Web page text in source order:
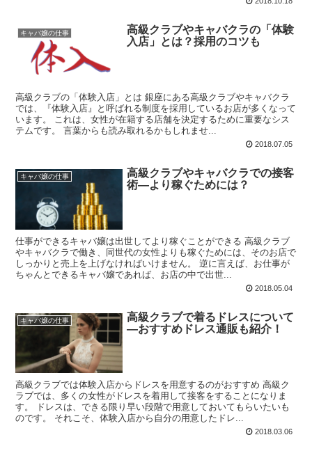
キャバ嬢の仕事
高級クラブやキャバクラの「体験
入店」とは？採用のコツも
高級クラブの「体験入店」とは 銀座にある高級クラブやキャバクラ
では、『体験入店』と呼ばれる制度を採用しているお店が多くなって
います。 これは、女性が在籍する店舗を決定するために重要なシス
テムです。 言葉からも読み取れるかもしれませ...
2018.07.05
キャバ嬢の仕事
高級クラブやキャバクラでの接客
術―より稼ぐためには？
仕事ができるキャバ嬢は出世してより稼ぐことができる 高級クラブ
やキャバクラで働き、同世代の女性よりも稼ぐためには、そのお店で
しっかりと売上を上げなければいけません。 逆に言えば、お仕事が
ちゃんとできるキャバ嬢であれば、お店の中で出世...
2018.05.04
キャバ嬢の仕事
高級クラブで着るドレスについて
―おすすめドレス通販も紹介！
高級クラブでは体験入店からドレスを用意するのがおすすめ 高級ク
ラブでは、多くの女性がドレスを着用して接客をすることになりま
す。 ドレスは、できる限り早い段階で用意しておいてもらいたいも
のです。 それこそ、体験入店から自分の用意したドレ...
2018.03.06